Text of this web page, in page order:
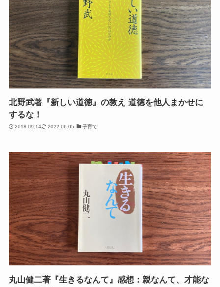
北野武著『新しい道徳』の教え 道徳を他人まかせに
するな！
2018.09.14 2022.06.05 子育て
丸山健二著『生きるなんて』感想：親なんて、才能な